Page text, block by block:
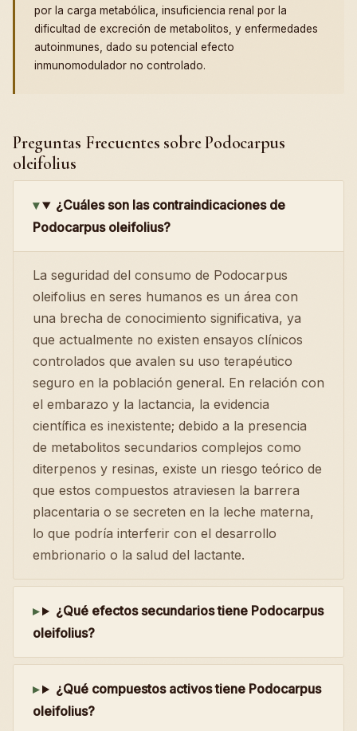
por la carga metabólica, insuficiencia renal por la
dificultad de excreción de metabolitos, y enfermedades
autoinmunes, dado su potencial efecto
inmunomodulador no controlado.
Preguntas Frecuentes sobre Podocarpus
oleifolius
¿Cuáles son las contraindicaciones de
Podocarpus oleifolius?
La seguridad del consumo de Podocarpus
oleifolius en seres humanos es un área con
una brecha de conocimiento significativa, ya
que actualmente no existen ensayos clínicos
controlados que avalen su uso terapéutico
seguro en la población general. En relación con
el embarazo y la lactancia, la evidencia
científica es inexistente; debido a la presencia
de metabolitos secundarios complejos como
diterpenos y resinas, existe un riesgo teórico de
que estos compuestos atraviesen la barrera
placentaria o se secreten en la leche materna,
lo que podría interferir con el desarrollo
embrionario o la salud del lactante.
¿Qué efectos secundarios tiene Podocarpus
oleifolius?
¿Qué compuestos activos tiene Podocarpus
oleifolius?